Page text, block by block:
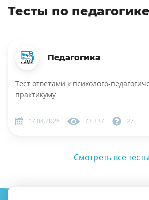
Тесты по педагогике
Педагогика
Тест ответами к психолого-
практикуму
17.04.2026 73 337 27
Смотреть все